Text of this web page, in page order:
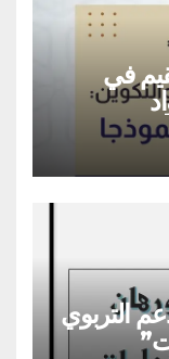
في
التربوي